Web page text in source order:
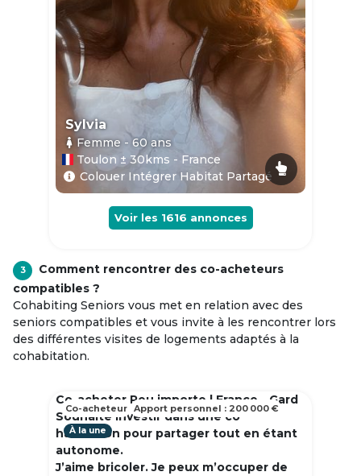
Sylvia
Femme - 60ans
Toulon ± 30kms - France
Colouer Intégrer Habitat Partagé
Voir les 1616 annonces
3
Comment rencontrer des co-acheteurs
compatibles ?
Cohabiting Seniors vous met en relation avec des
seniors compatibles et vous invite à les rencontrer lors
des différentes visites de logements adaptés à la
cohabitation.
Co-acheter Peu importe | France - Gard
Souhaite investir dans une co
habitation pour partager tout en étant
autonome.
J’aime bricoler. Je peux m’occuper de
À la une
Co-acheteur Apport personnel : 200 000 €